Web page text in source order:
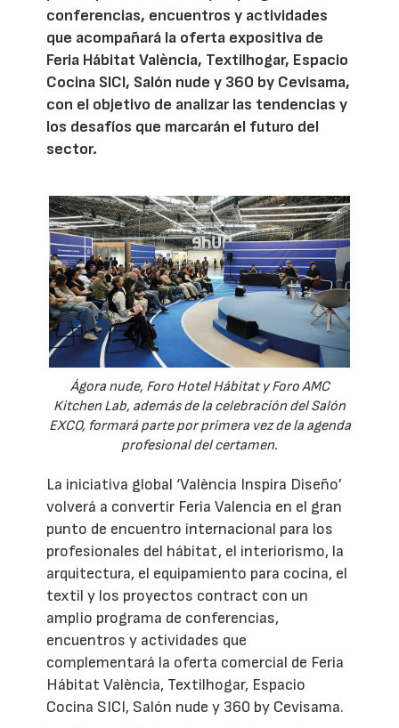
conferencias, encuentros y actividades
que acompañará la oferta expositiva de
Feria Hábitat València, Textilhogar, Espacio
Cocina SICI, Salón nude y 360 by Cevisama,
con el objetivo de analizar las tendencias y
los desafíos que marcarán el futuro del
sector.
Ágora nude, Foro Hotel Hábitat y Foro AMC
Kitchen Lab, además de la celebración del Salón
EXCO, formará parte por primera vez de la agenda
profesional del certamen.
La iniciativa global ‘València Inspira Diseño’
volverá a convertir Feria Valencia en el gran
punto de encuentro internacional para los
profesionales del hábitat, el interiorismo, la
arquitectura, el equipamiento para cocina, el
textil y los proyectos contract con un
amplio programa de conferencias,
encuentros y actividades que
complementará la oferta comercial de Feria
Hábitat València, Textilhogar, Espacio
Cocina SICI, Salón nude y 360 by Cevisama.